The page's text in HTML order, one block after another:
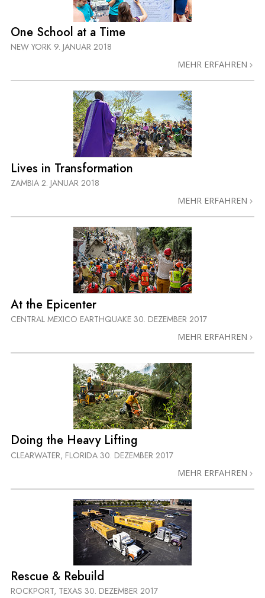
One School at a Time
NEW YORK 9. JANUAR 2018
MEHR ERFAHREN
Lives in Transformation
ZAMBIA 2. JANUAR 2018
MEHR ERFAHREN
At the Epicenter
CENTRAL MEXICO EARTHQUAKE 30. DEZEMBER 2017
MEHR ERFAHREN
Doing the Heavy Lifting
CLEARWATER, FLORIDA 30. DEZEMBER 2017
MEHR ERFAHREN
Rescue & Rebuild
ROCKPORT, TEXAS 30. DEZEMBER 2017